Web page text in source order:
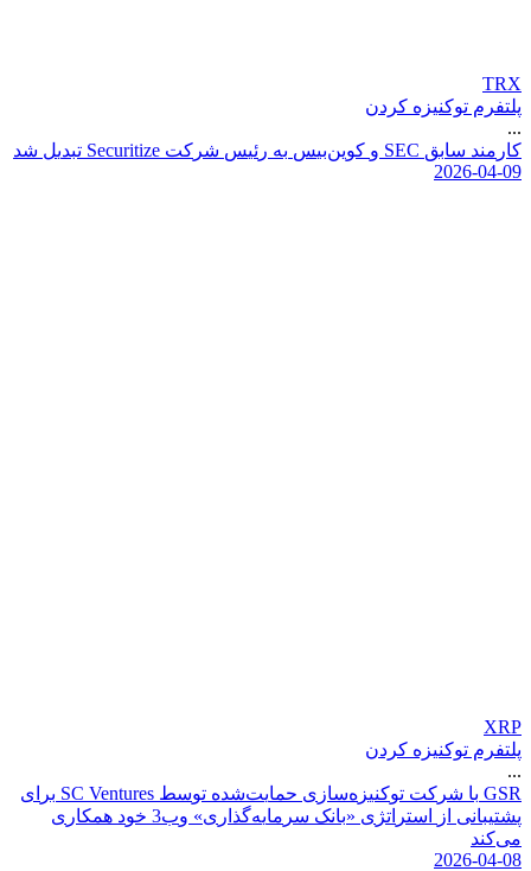
TRX
پلتفرم توکنیزه کردن
...
کار مند سابق SEC و کوینبیس به ر ئیس شر کت Securitize تبدیل شد
2026-04-09
XRP
پلتفرم توکنیزه کردن
...
GSR با شر کت توکنیز هساز ی حمایتشده توسط SC Ventures بر ی
پشتیبانی ز ستر تژ ی «بانک سر مایهگذ ر ی» وب3 خود همکار ی
میکند
2026-04-08